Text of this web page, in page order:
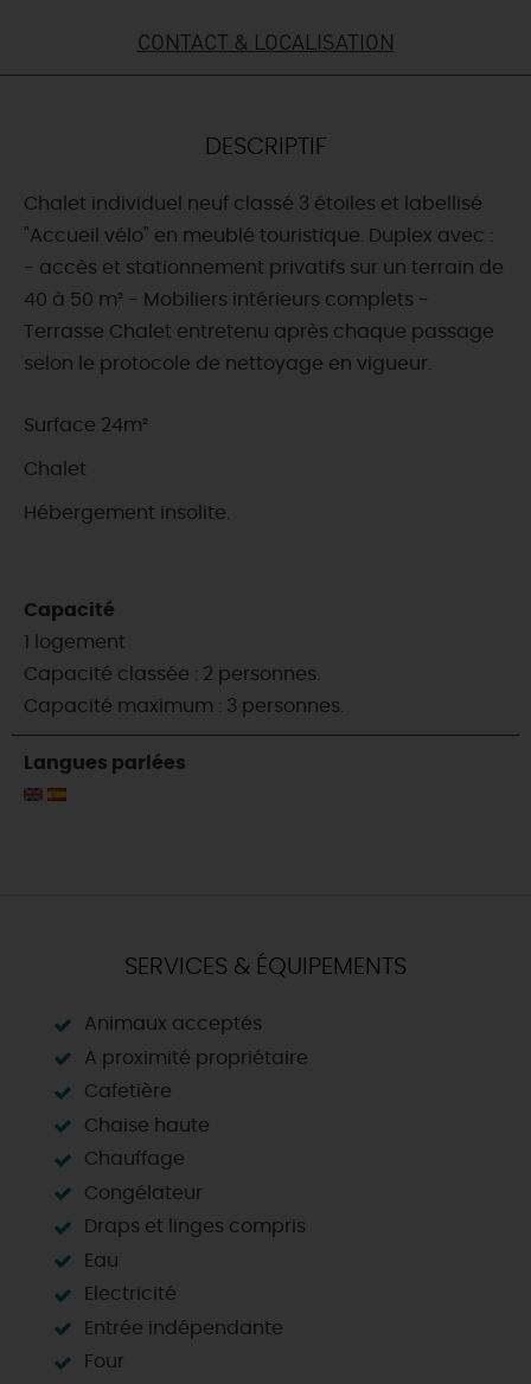
DEMAIN
CE WEEK-END
CONTACT & LOCALISATION
DESCRIPTIF
Chalet individuel neuf classé 3 étoiles et labellisé
"Accueil vélo" en meublé touristique. Duplex avec :
- accès et stationnement privatifs sur un terrain de
40 à 50 m² - Mobiliers intérieurs complets -
Terrasse Chalet entretenu après chaque passage
selon le protocole de nettoyage en vigueur.
Surface 24m²
Chalet
Hébergement insolite.
Capacité
1 logement
Capacité classée : 2 personnes.
Capacité maximum : 3 personnes.
Langues parlées
SERVICES & ÉQUIPEMENTS
Animaux acceptés
A proximité propriétaire
Cafetière
Chaise haute
Chauffage
Congélateur
Draps et linges compris
Eau
Electricité
Entrée indépendante
Four